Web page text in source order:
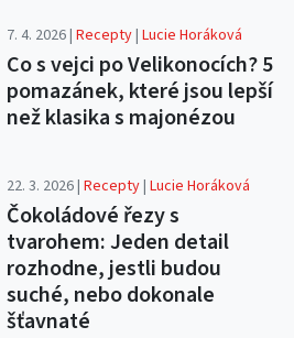
7. 4. 2026 |Recepty|Lucie Horáková
Co s vejci po Velikonocích? 5
pomazánek, které jsou lepší
než klasika s majonézou
22. 3. 2026 |Recepty|Lucie Horáková
Čokoládové řezy s
tvarohem: Jeden detail
rozhodne, jestli budou
suché, nebo dokonale
šťavnaté